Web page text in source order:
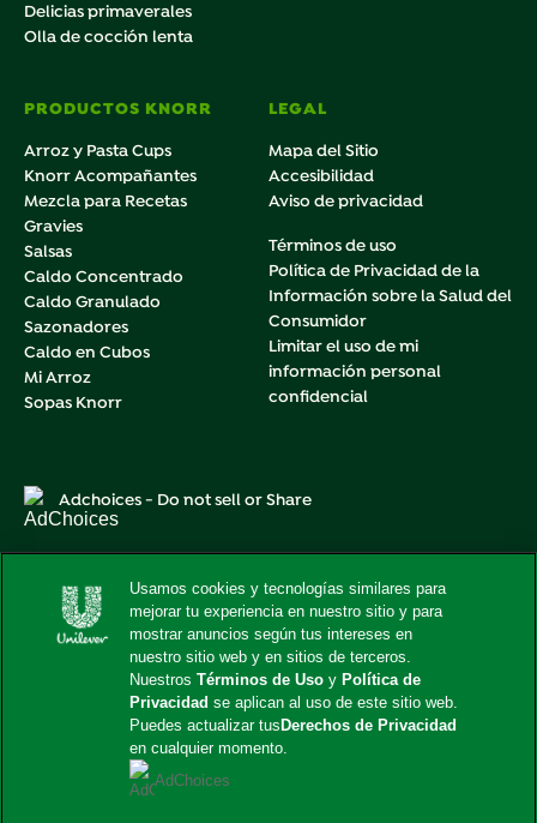
Delicias primaverales
Olla de cocción lenta
PRODUCTOS KNORR
Arroz y Pasta Cups
Knorr Acompañantes
Mezcla para Recetas
Gravies
Salsas
Caldo Concentrado
Caldo Granulado
Sazonadores
Caldo en Cubos
Mi Arroz
Sopas Knorr
LEGAL
Mapa del Sitio
Accesibilidad
Aviso de privacidad
Términos de uso
Política de Privacidad de la
Información sobre la Salud del
Consumidor
Limitar el uso de mi
información personal
confidencial
Adchoices - Do not sell or Share
© 2026 Unilever. Todos los derechos reservados.
Este sitio web está dirigido exclusivamente a los
consumidores estadounidenses de productos y servicios de
Unilever United States.
Este sitio web no está dirigido a consumidores radicados
fuera de Estados Unidos.
United States Cambiar Locación
Usamos cookies y tecnologías similares para
mejorar tu experiencia en nuestro sitio y para
mostrar anuncios según tus intereses en
nuestro sitio web y en sitios de terceros.
NuestrosTérminos de Uso y Política de
Privacidadse aplican al uso de este sitio web.
Puedes actualizar tus Derechos de Privacidad
en cualquier momento.
AdChoices